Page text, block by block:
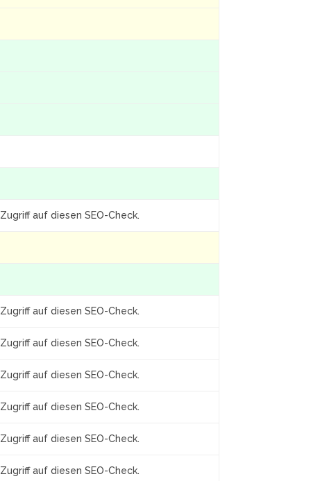
auf diesen SEO-Check.
auf diesen SEO-Check.
auf diesen SEO-Check.
auf diesen SEO-Check.
auf diesen SEO-Check.
auf diesen SEO-Check.
auf diesen SEO-Check.